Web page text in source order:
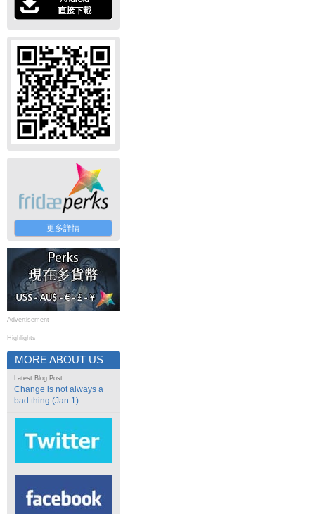
更多詳情
Advertisement
Highlights
MORE ABOUT US
Latest Blog Post
Change is not always a
bad thing (Jan 1)